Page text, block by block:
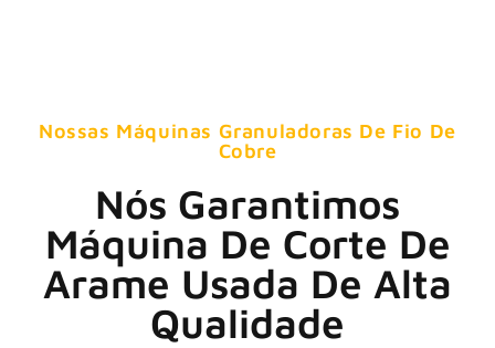
Nossas Máquinas Granuladoras De Fio De
Cobre
Nós Garantimos
Máquina De Corte De
Arame Usada De Alta
Qualidade